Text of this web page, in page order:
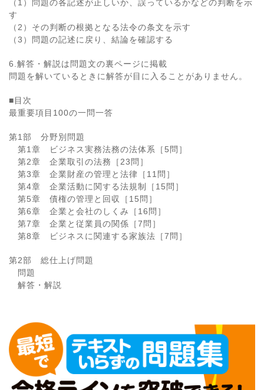
（1）問題の各記述が正しいか、誤っているかなどの判断を示
す
（2）その判断の根拠となる法令の条文を示す
（3）問題の記述に戻り、結論を確認する
6.解答・解説は問題文の裏ページに掲載
問題を解いているときに解答が目に入ることがありません。
■目次
最重要項目100の一問一答
第1部 分野別問題
第1章 ビジネス実務法務の法体系［5問］
第2章 企業取引の法務［23問］
第3章 企業財産の管理と法律［11問］
第4章 企業活動に関する法規制［15問］
第5章 債権の管理と回収［15問］
第6章 企業と会社のしくみ［16問］
第7章 企業と従業員の関係［7問］
第8章 ビジネスに関連する家族法［7問］
第2部 総仕上げ問題
問題
解答・解説